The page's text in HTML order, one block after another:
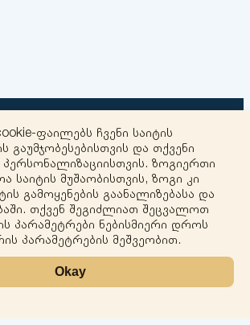
+
−
ფაილებს ჩვენი საიტის
გაუმჯობესებისთვის და თქვენი
ზოგიერთი
საიტის მუშაობისთვის, ზოგი კი
გამოყენების გაანალიზებასა და
თქვენ შეგიძლიათ შეცვალოთ
პარამეტრები ნებისმიერი დროს
პარამეტრების მეშვეობით.
Okay